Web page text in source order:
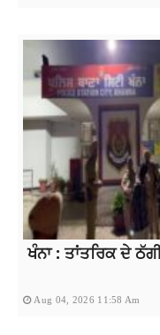
ਖੰਨਾ : ਤਾਂਤਰਿਕ ਦੇ
Aug 04, 2026 11:58 Am